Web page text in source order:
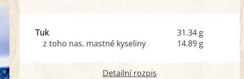
Tuk
z toho nas. mastné kyseliny
31.34 g
14.89 g
Detailní rozpis